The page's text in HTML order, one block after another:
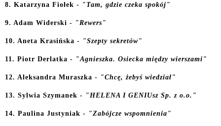
8. Katarzyna Fiołek - "Tam, gdzie czeka spokój"
9. Adam Widerski - "Rewers"
10. Aneta Krasińska - "Szepty sekretów"
11. Piotr Derlatka - "Agnieszka. Osiecka między wierszami"
12. Aleksandra Muraszka - "Chcę, żebyś wiedział"
13. Sylwia Szymanek - "HELENA I GENIUsz Sp. z o.o."
14. Paulina Justyniak - "Zabójcze wspomnienia"